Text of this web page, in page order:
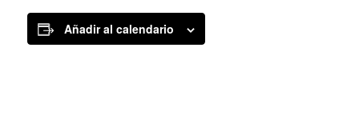
Añadir al calendario